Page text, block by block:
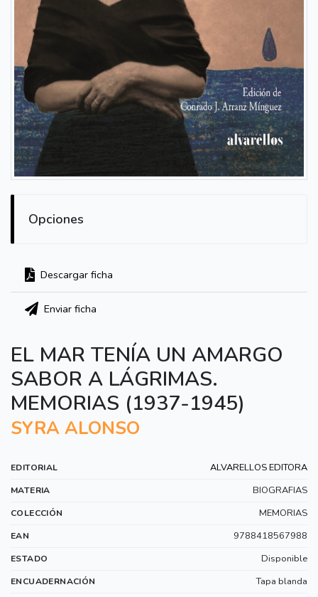
Opciones
Descargar ficha
Enviar ficha
EL MAR TENÍA UN AMARGO
SABOR A LÁGRIMAS.
MEMORIAS (1937-1945)
SYRA ALONSO
EDITORIAL ALVARELLOS EDITORA
MATERIA BIOGRAFIAS
COLECCIÓN MEMORIAS
EAN 9788418567988
ESTADO Disponible
ENCUADERNACIÓN Tapa blanda